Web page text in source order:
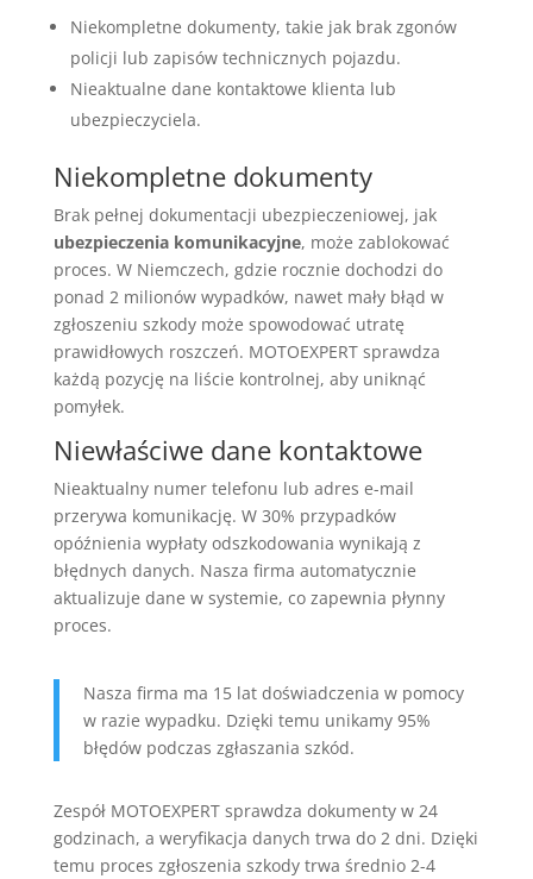
Niekompletne dokumenty, takie jak brak zgonów
policji lub zapisów technicznych pojazdu.
Nieaktualne dane kontaktowe klienta lub
ubezpieczyciela.
Niekompletne dokumenty
Brak pełnej dokumentacji ubezpieczeniowej, jak
ubezpieczenia komunikacyjne, może zablokować
proces. W Niemczech, gdzie rocznie dochodzi do
ponad 2 milionów wypadków, nawet mały błąd w
zgłoszeniu szkody może spowodować utratę
prawidłowych roszczeń. MOTOEXPERT sprawdza
każdą pozycję na liście kontrolnej, aby uniknąć
pomyłek.
Niewłaściwe dane kontaktowe
Nieaktualny numer telefonu lub adres e-mail
przerywa komunikację. W 30% przypadków
opóźnienia wypłaty odszkodowania wynikają z
błędnych danych. Nasza firma automatycznie
aktualizuje dane w systemie, co zapewnia płynny
proces.
Nasza firma ma 15 lat doświadczenia w pomocy
w razie wypadku. Dzięki temu unikamy 95%
błędów podczas zgłaszania szkód.
Zespół MOTOEXPERT sprawdza dokumenty w 24
godzinach, a weryfikacja danych trwa do 2 dni. Dzięki
temu proces zgłoszenia szkody trwa średnio 2-4